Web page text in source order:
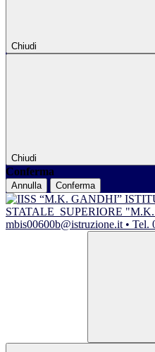
Chiudi
Chiudi
Conferma
Annulla Conferma
STATALE SUPERIORE
mbis00600b@istruzione.it • Tel.